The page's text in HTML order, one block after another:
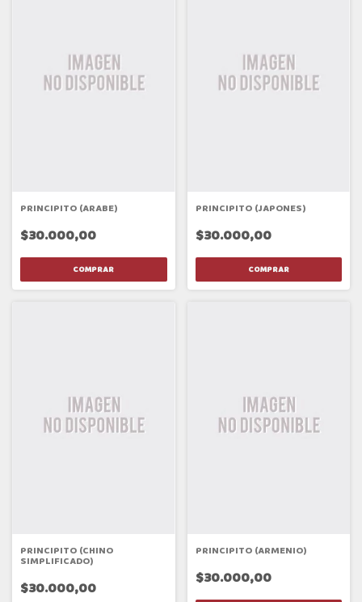
PRINCIPITO (ARABE)
$30.000,00
PRINCIPITO (JAPONES)
$30.000,00
PRINCIPITO (CHINO
SIMPLIFICADO)
$30.000,00
PRINCIPITO (ARMENIO)
$30.000,00